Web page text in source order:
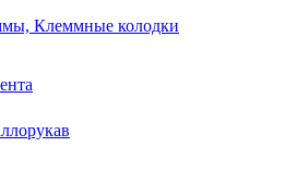
Клеммные колодки